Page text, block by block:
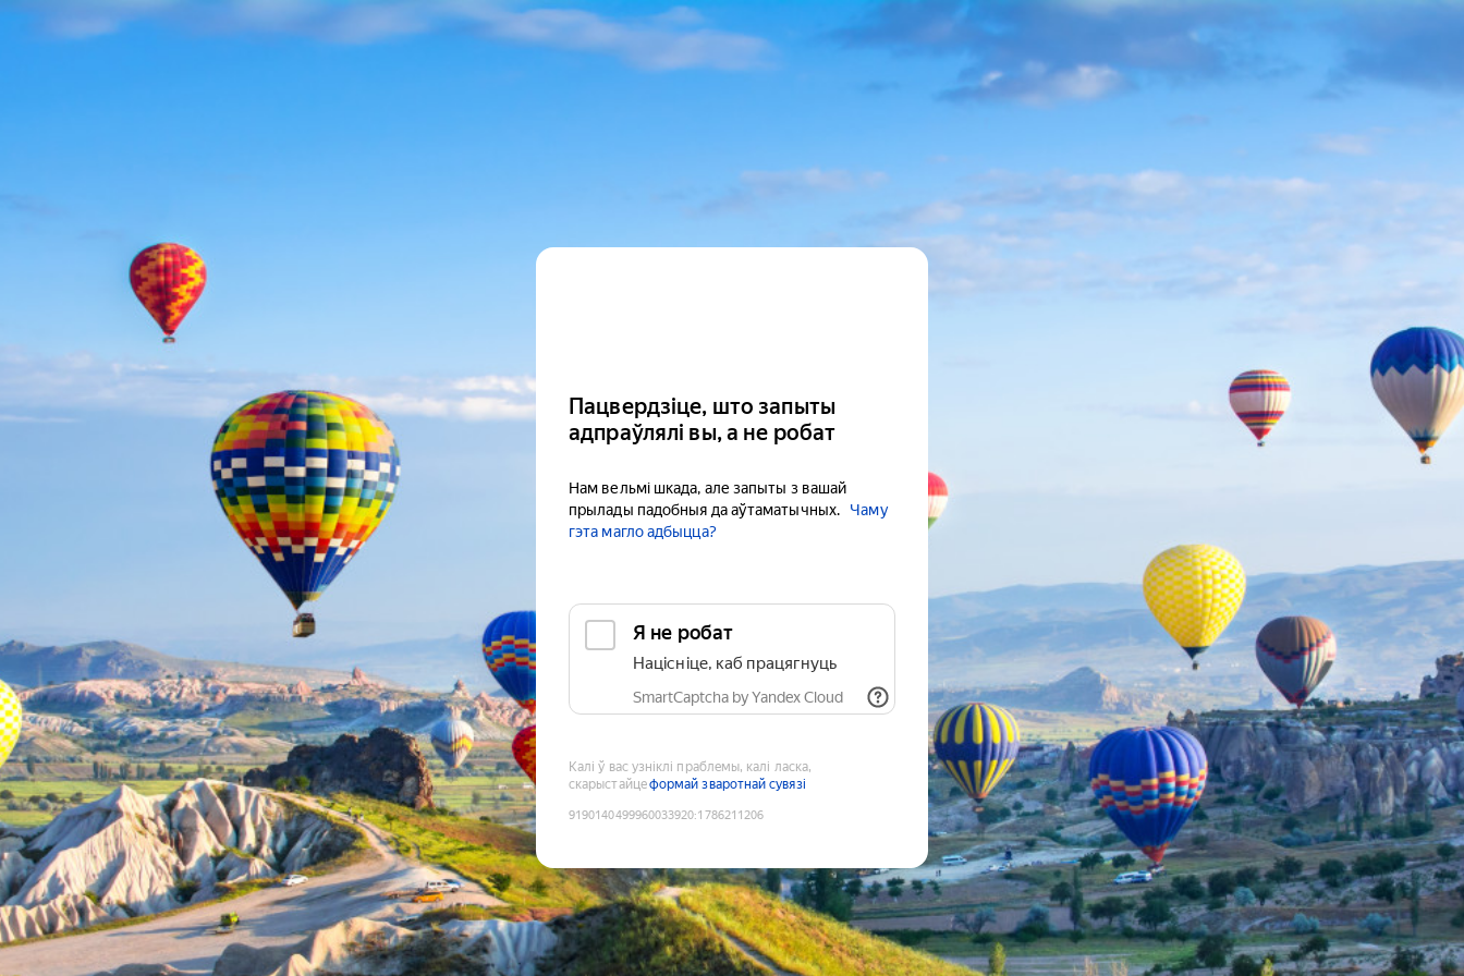
Пацвердзіце, што запыты
адпраўлялі вы, а не робат
Нам вельмі шкада, але запыты з вашай
прылады падобныя да аўтаматычных.
Чаму
гэта магло адбыцца?
Я не робат
Націсніце, каб працягнуць
SmartCaptcha by Yandex Cloud
Калі ў вас узніклі праблемы, калі ласка,
скарыстайцеформай зваротнай сувязі
9190140499960033920:1786211206